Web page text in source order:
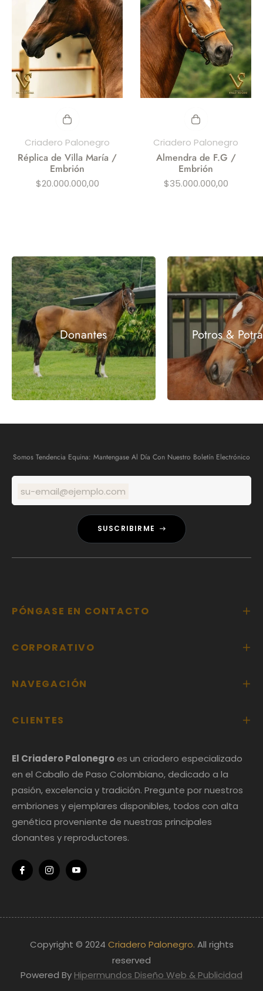
Criadero Palonegro
Réplica de Villa María /
Embrión
Precio
$20.000.000,00
Criadero Palonegro
Almendra de F.G /
Embrión
Precio
$35.000.000,00
Donantes Potros &
Somos Tendencia Equina: Mantengase Al Día Con Nuestro Boletín Electrónico
su-email@ejemplo.com
SUSCRIBIRME
PÓNGASE EN CONTACTO
CORPORATIVO
NAVEGACIÓN
CLIENTES
El Criadero Palonegroes un criadero especializado
en el Caballo de Paso Colombiano, dedicado a la
pasión, excelencia y tradición. Pregunte por nuestros
embriones y ejemplares disponibles, todos con alta
genética proveniente de nuestras principales
donantes y reproductores.
Fb Ins You
Copyright © 2024 Criadero Palonegro. All rights
reserved
Powered By Hipermundos Diseño Web & Publicidad